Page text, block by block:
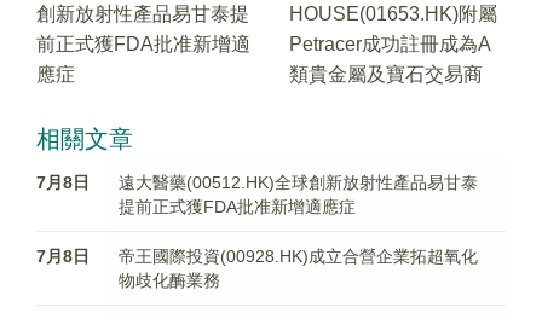
創新放射性產品易甘泰提
前正式獲FDA批准新增適
應症
HOUSE(01653.HK)附屬
Petracer成功註冊成為A
類貴金屬及寶石交易商
相關文章
7月8日
遠大醫藥(00512.HK)全球創新放射性產品易甘泰
提前正式獲FDA批准新增適應症
7月8日
帝王國際投資(00928.HK)成立合營企業拓超氧化
物歧化酶業務